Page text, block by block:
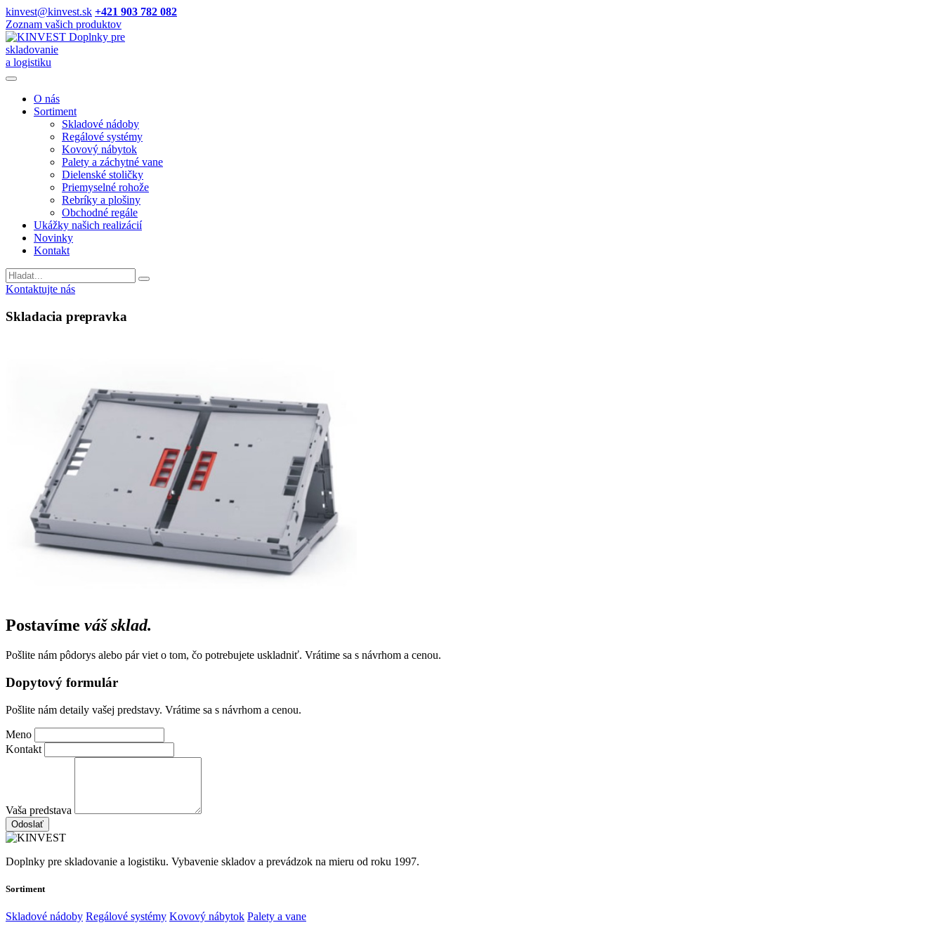
kinvest@kinvest.sk +421 903 782 082
Zoznam vašich produktov
Doplnky pre
skladovanie
a logistiku
O nás
Sortiment
Skladové nádoby
Regálové systémy
Kovový nábytok
Palety a záchytné vane
Dielenské stoličky
Priemyselné rohože
Rebríky a plošiny
Obchodné regále
Ukážky našich realizácií
Novinky
Kontakt
Vyhladavanie
Kontaktujte nás
Skladacia prepravka
Postavíme váš sklad.
Pošlite nám pôdorys alebo pár viet o tom, čo potrebujete uskladniť. Vrátime sa s návrhom a cenou.
Dopytový formulár
Pošlite nám detaily vašej predstavy. Vrátime sa s návrhom a cenou.
Meno
Kontakt
Vaša predstava
Odoslať
Doplnky pre skladovanie a logistiku. Vybavenie skladov a prevádzok na mieru od roku 1997.
Sortiment
Skladové nádoby Regálové systémy Kovový nábytok Palety a vane